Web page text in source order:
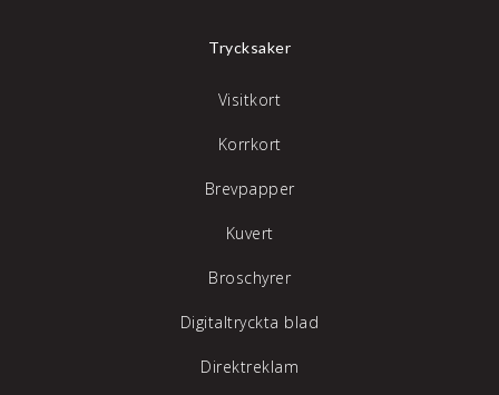
Trycksaker
Visitkort
Korrkort
Brevpapper
Kuvert
Broschyrer
Digitaltryckta blad
Direktreklam